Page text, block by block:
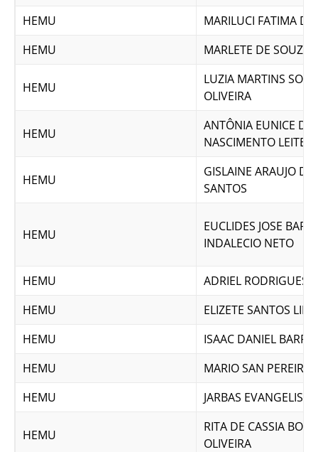
HEMU
MARILUCI FATIMA
HEMU
MARLETE DE SOUZA
HEMU
LUZIA MARTINS
OLIVEIRA
HEMU
ANTÔNIA EUNICE DO
NASCIMENTO LEITE
HEMU
GISLAINE ARAUJO
SANTOS
HEMU
EUCLIDES JOSE
INDALECIO NETO
HEMU
ADRIEL RODRIGUES
HEMU
ELIZETE SANTOS LIMA
HEMU
ISAAC DANIEL
HEMU
MARIO SAN PEREIRA
HEMU
JARBAS
HEMU
RITA DE CASSIA
OLIVEIRA